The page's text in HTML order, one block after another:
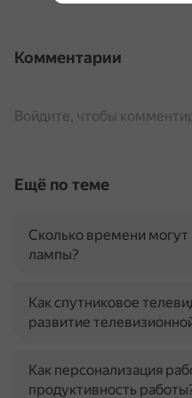
Комментарии
Войдите, чтобы
Ещё по теме
Сколько времени могут
лампы?
Как спутниковое
развитие
Как персонализация
продуктивность